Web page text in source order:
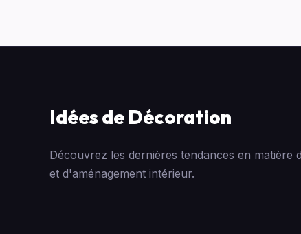
Idées de Décoration
Découvrez les dernières tendances en matière
et d'aménagement intérieur.